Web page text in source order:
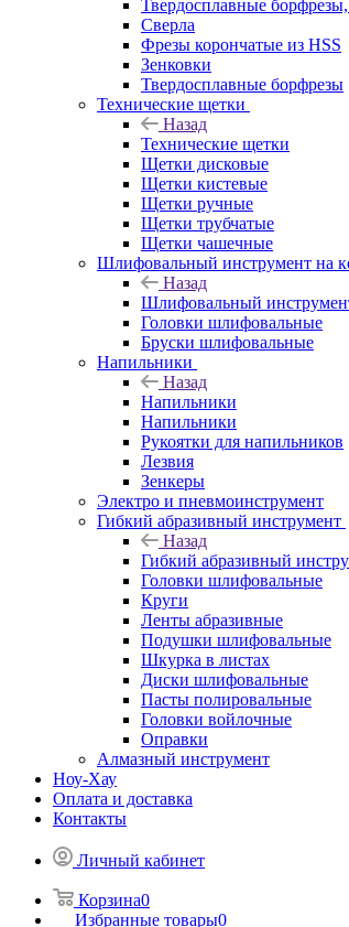
Твердосплавные
Сверла
Фрезы корончатые из HSS
Зенковки
Твердосплавные борфрезы
Технические щетки
Назад
Технические щетки
Щетки дисковые
Щетки кистевые
Щетки ручные
Щетки трубчатые
Щетки чашечные
Шлифовальный инструмент на
Назад
Шлифовальный
Головки шлифовальные
Бруски шлифовальные
Напильники
Назад
Напильники
Напильники
Рукоятки для напильников
Лезвия
Зенкеры
Электро и пневмоинструмент
Гибкий абразивный инструмент
Назад
Гибкий абразивный
Головки шлифовальные
Круги
Ленты абразивные
Подушки шлифовальные
Шкурка в листах
Диски шлифовальные
Пасты полировальные
Головки войлочные
Оправки
Алмазный инструмент
Ноу-Хау
Оплата и доставка
Контакты
Личный кабинет
Корзина0
Избранные товары0